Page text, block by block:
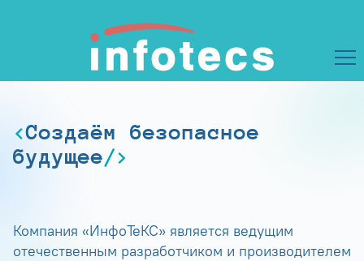
Создаём безопасное
будущее
Компания «ИнфоТеКС» является ведущим
отечественным разработчиком и производителем